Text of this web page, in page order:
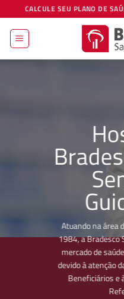
to
content
CALCULE SEU PLANO DE
Atuando na área
1984, a Bradesco
mercado de
devido à atenção
Beneficiários e